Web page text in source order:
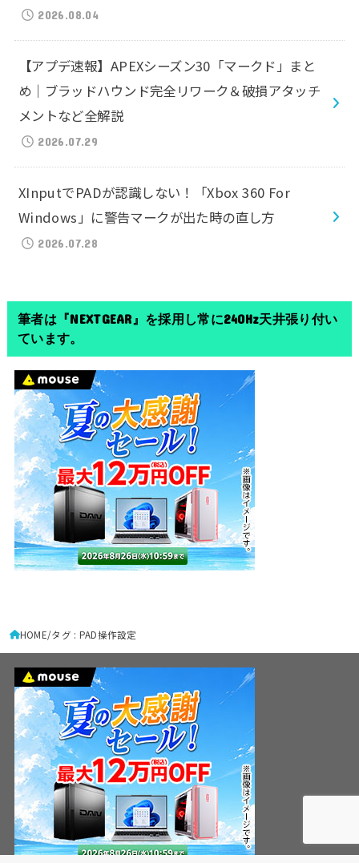
2026.08.04
【アプデ速報】APEXシーズン30「マークド」まと
め｜ブラッドハウンド完全リワーク＆破損アタッチ
メントなど全解説
2026.07.29
XInputでPADが認識しない！「Xbox 360 For
Windows」に警告マークが出た時の直し方
2026.07.28
筆者は『NEXTGEAR』を採用し常に240Hz天井張り付い
ています。
HOME タグ : PAD操作設定